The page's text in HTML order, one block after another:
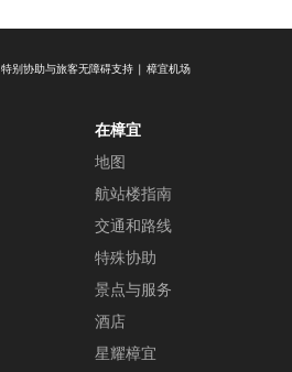
特别协助与旅客无障碍支持 | 樟宜机场
在樟宜
地图
航站楼指南
交通和路线
特殊协助
景点与服务
酒店
星耀樟宜